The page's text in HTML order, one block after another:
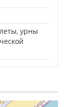
урны